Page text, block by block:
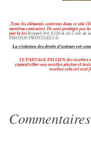
Commentaires